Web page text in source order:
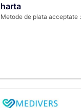
harta
Metode de plata acceptate :